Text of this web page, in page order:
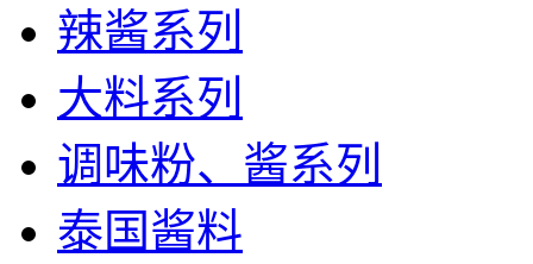
辣酱系列
大料系列
调味粉、酱系列
泰国酱料